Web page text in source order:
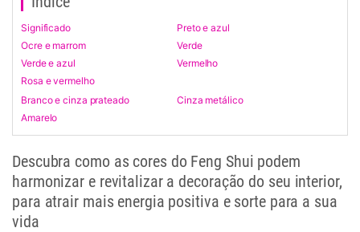
Significado
Preto e azul
Ocre e marrom
Verde
Verde e azul
Vermelho
Rosa e vermelho
Branco e cinza prateado
Cinza metálico
Amarelo
Descubra como as cores do Feng Shui podem
harmonizar e revitalizar a decoração do seu interior,
para atrair mais energia positiva e sorte para a sua
vida